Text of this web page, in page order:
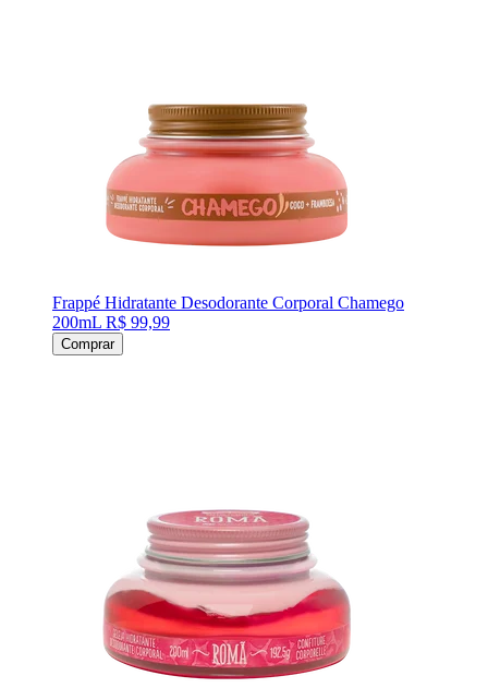
Frappé Hidratante Desodorante Corporal Chamego
200mL R$ 99,99
Comprar